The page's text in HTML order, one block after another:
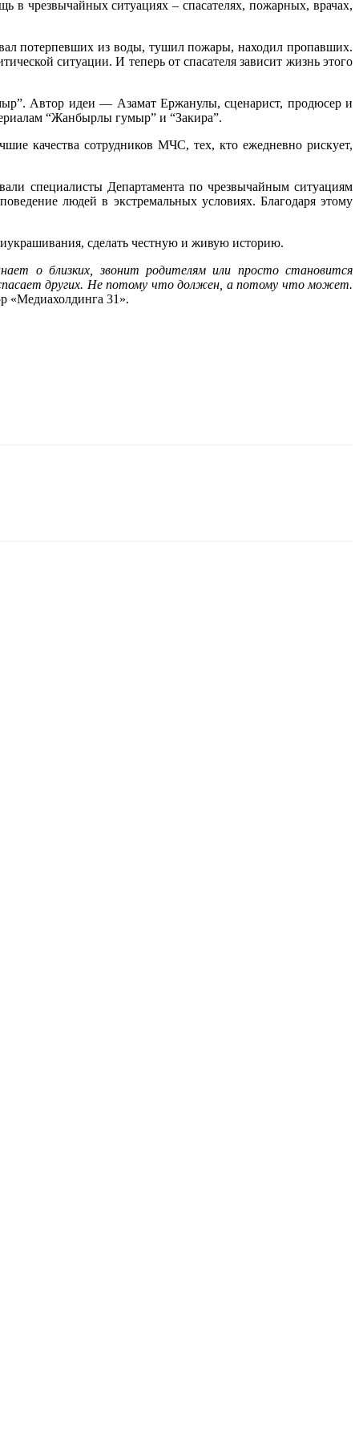
в чрезвычайных ситуациях – спасателях, пожарных, врачах,
потерпевших из воды, тушил пожары, находил пропавших.
ситуации. И теперь от спасателя зависит жизнь этого
Автор идеи — Азамат Ержанулы, сценарист, продюсер и
“Жанбырлы гумыр” и “Закира”.
качества сотрудников МЧС, тех, кто ежедневно рискует,
специалисты Департамента по чрезвычайным ситуациям
людей в экстремальных условиях. Благодаря этому
сделать честную и живую историю.
о близких, звонит родителям или просто становится
других. Не потому что должен, а потому что может.
«Медиахолдинга 31».